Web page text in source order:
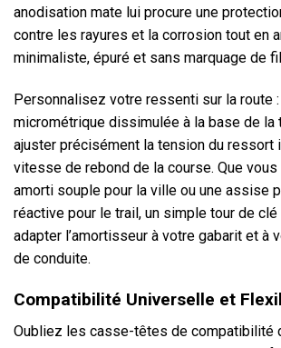
anodisation mate lui procure une
contre les rayures et la corrosion tout en
minimaliste, épuré et sans marquage de
Personnalisez votre ressenti sur la route
micrométrique dissimulée à la base de la
ajuster précisément la tension du ressort
vitesse de rebond de la course. Que
amorti souple pour la ville ou une assise
réactive pour le trail, un simple tour de
adapter l’amortisseur à votre gabarit et à
de conduite.
Compatibilité Universelle et
Oubliez les casse-têtes de compatibilité